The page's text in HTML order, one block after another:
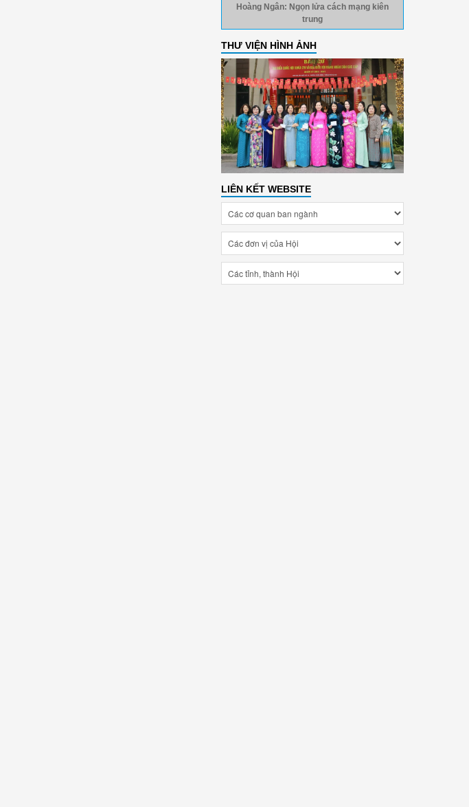
Hoàng Ngân: Ngọn lửa cách mạng kiên
trung
THƯ VIỆN HÌNH ẢNH
LIÊN KẾT WEBSITE